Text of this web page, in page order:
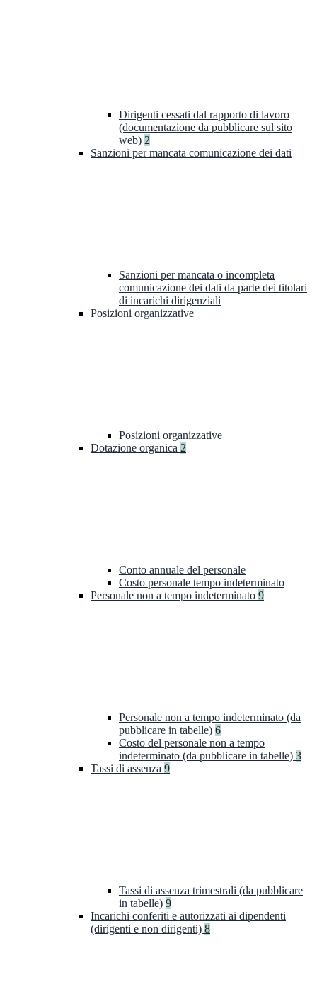
Dirigenti cessati dal rapporto di lavoro
(documentazione da pubblicare sul sito
web) 2
Sanzioni per mancata comunicazione dei dati
Sanzioni per mancata o incompleta
comunicazione dei dati da parte dei titolari
di incarichi dirigenziali
Posizioni organizzative
Posizioni organizzative
Dotazione organica 2
Conto annuale del personale
Costo personale tempo indeterminato
Personale non a tempo indeterminato 9
Personale non a tempo indeterminato (da
pubblicare in tabelle) 6
Costo del personale non a tempo
indeterminato (da pubblicare in tabelle) 3
Tassi di assenza 9
Tassi di assenza trimestrali (da pubblicare
in tabelle) 9
Incarichi conferiti e autorizzati ai dipendenti
(dirigenti e non dirigenti) 8